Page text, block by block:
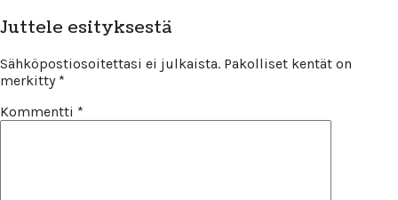
Juttele esityksestä
Sähköpostiosoitettasi ei julkaista. Pakolliset kentät on
merkitty *
Kommentti *